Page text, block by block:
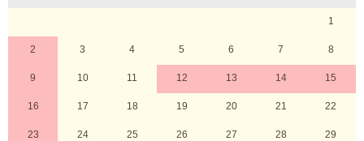
1
2 3 4 5 6 7 8
9 10 11 12 13 14 15
16 17 18 19 20 21 22
23 24 25 26 27 28 29